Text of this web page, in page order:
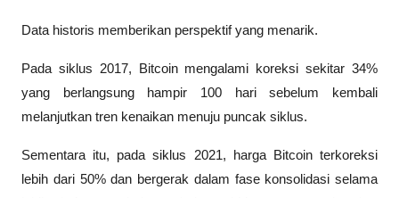
Data historis memberikan perspektif yang menarik.
Pada siklus 2017, Bitcoin mengalami koreksi sekitar 34%
yang berlangsung hampir 100 hari sebelum kembali
melanjutkan tren kenaikan menuju puncak siklus.
Sementara itu, pada siklus 2021, harga Bitcoin terkoreksi
lebih dari 50% dan bergerak dalam fase konsolidasi selama